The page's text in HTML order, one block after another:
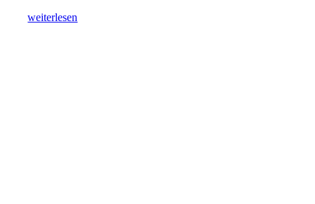
weiterlesen